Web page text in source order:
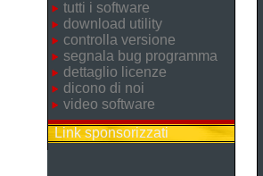
tutti i software
download utility
controlla versione
segnala bug programma
dettaglio licenze
dicono di noi
video software
Link sponsorizzati